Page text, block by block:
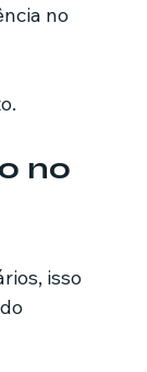
no
no
isso